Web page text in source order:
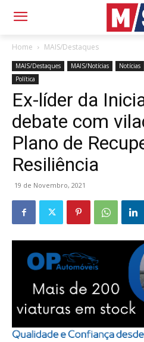
Home MAIS/Destaques
MAIS/Destaques MAIS/Notícias Notícias
Política
Ex-líder da
debate com
Plano de
Resiliência
19 de Novembro, 2021